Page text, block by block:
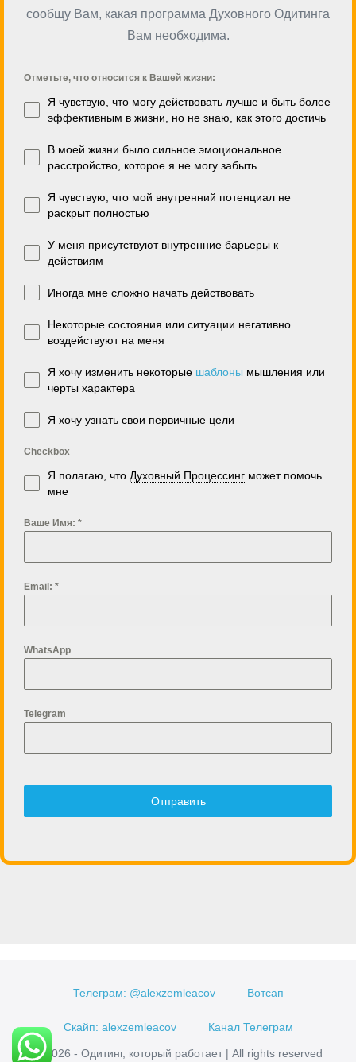
сообщу Вам, какая программа Духовного Одитинга
Вам необходима.
Отметьте, что относится к Вашей жизни:
Я чувствую, что могу действовать лучше и быть более
эффективным в жизни, но не знаю, как этого достичь
В моей жизни было сильное эмоциональное
расстройство, которое я не могу забыть
Я чувствую, что мой внутренний потенциал не
раскрыт полностью
У меня присутствуют внутренние барьеры к
действиям
Иногда мне сложно начать действовать
Некоторые состояния или ситуации негативно
воздействуют на меня
Я хочу изменить некоторые шаблоны мышления или
черты характера
Я хочу узнать свои первичные цели
Checkbox
Я полагаю, что Духовный Процессинг может помочь
мне
Ваше Имя: *
Email: *
WhatsApp
Telegram
Отправить
Телеграм: @alexzemleacov Вотсап
Скайп: alexzemleacov Канал Телеграм
© 2026 - Одитинг, который работает | All rights reserved